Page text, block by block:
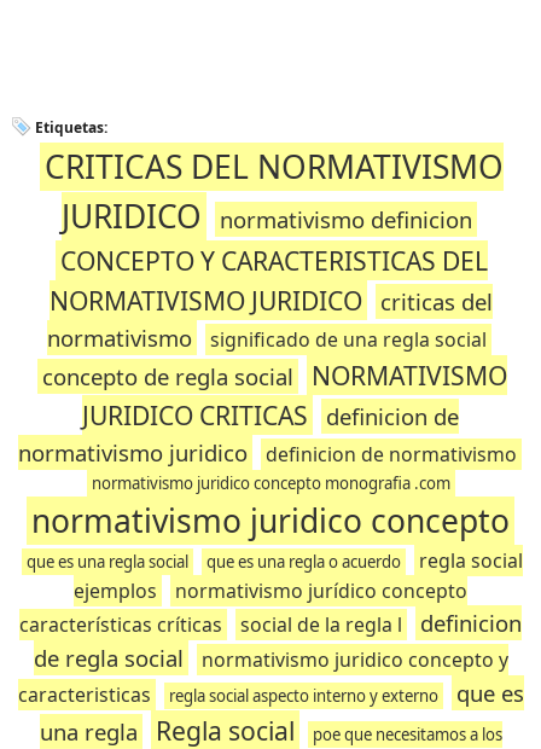
Etiquetas:
CRITICAS DEL NORMATIVISMO
JURIDICO
normativismo definicion
CONCEPTO Y CARACTERISTICAS DEL
NORMATIVISMO JURIDICO
criticas del
normativismo
significado de una regla social
concepto de regla social
NORMATIVISMO
JURIDICO CRITICAS
definicion de
normativismo juridico
definicion de normativismo
normativismo juridico concepto monografia .com
normativismo juridico concepto
que es una regla social que es una regla o acuerdo
regla social
ejemplos
normativismo jurídico concepto
características críticas
social de la regla l
definicion
de regla social
normativismo juridico concepto y
caracteristicas
regla social aspecto interno y externo
que es
una regla
Regla social
poe que necesitamos a los